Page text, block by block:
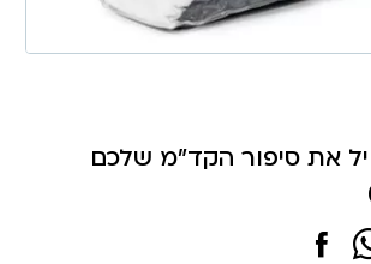
את סיפור הקד"מ שלכם